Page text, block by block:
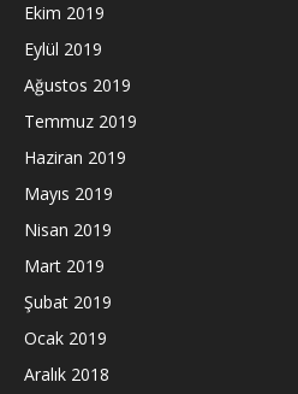
Ekim 2019
Eylül 2019
Ağustos 2019
Temmuz 2019
Haziran 2019
Mayıs 2019
Nisan 2019
Mart 2019
Şubat 2019
Ocak 2019
Aralık 2018